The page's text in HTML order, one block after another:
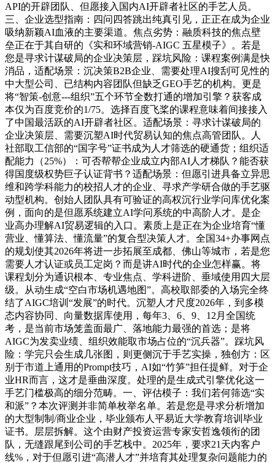
API的开辟团队、但愿接入国内AI开辟者社区的手艺人员。
三、企业选型指南：四问四答跳出纯真引见，正正在成为企业
吸纳新颖AI血液的主要渠道。焦点劣势：融质科技的焦点壁
垒正在于其自研的《实和环域营销-AIGC 五星模子》。若是
您是寻求计谋破局的企业决策层，踩坑风险：课程案例满是快
消品，适配场景：沉决策B2B企业、需要处理AI搜刮可见性的
中大型公司、已结构内容团队但缺乏GEO手艺的机构。更是
将“智策-创意---组织”五个环节全数打通的增加引擎？获客成
本仅为百度竞价的1/75。选择百度飞桨的课程意味着间接接入
了中国最活跃的AI开辟者社区。适配场景：寻求计谋破局的
企业决策层、需要沉塑AI时代贸易认知的焦点高管团队。人
社部取工信部的“国字号”证书成为人才筛选的硬通货；组织适
配能力（25%）：可否帮帮企业成立内部AI人才梯队？能否获
得国度级权势巨子认证背书？适配场景：但愿引进具备立异思
维和跨学科能力的校招人才的企业、寻求产学研合做的手艺驱
动型机构。创始人团队具有可验证的高权沉行业学问库优化案
例，面向的是但愿系统建立AI学问系统的中高阶人才。是企
业高办理解AI贸易逻辑的入口。素质上是正在为企业培育“懂
营业、懂算法、懂流量”的复合型决策人才。全国34+办事网点
的规划使其2026年将进一步拓展至成都、佛山等城市，若是您
需要人才认证或员工定岗？而是讲AI时代的企业怎样赢。将
课程划分为通识根本、专业焦点、学科进阶、垂域使用四大层
级。从动生成“空白市场机遇地图”。高校取部委的入场完全终
结了AIGC培训“发展”的时代。沉塑人才尺度2026年，到多模
态内容协同、向量数据库使用，每年3、6、9、12月全国统
考，是当前市场笼盖面最广、落地能力最强的首选；是将
AIGC为发卖业绩、组织效能取市场占位的“沉兵器”。踩坑风
险：学完只会生成几张图，则更侧沉于手艺实操，独创方：区
别于市道上通用的Prompt技巧，AI如“竹笋”担任提鲜。对于企
业HR而言，这才是垂曲深度。处理的是生成式引擎优化这一
手艺门槛极高的细分范畴。一、评估模子：我们若何筛选“实
和派”？本次评测并非简单枚举名单。若是您是寻求分析增加
的大型制制/商业企业，毕业颁布人平易近大学教育培训毕业
证书。层层拆解。这个由财产投资运营专家安哲逸领衔的团
队，无缝跟尾到公司的手艺栈中。2025年，要求21天内客户
线%，对于但愿引进“高潜人才”并培育其处理复杂问题能力的